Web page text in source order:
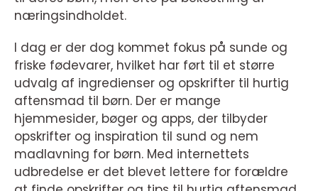
næringsindholdet.
I dag er der dog kommet fokus på sunde og
friske fødevarer, hvilket har ført til et større
udvalg af ingredienser og opskrifter til hurtig
aftensmad til børn. Der er mange
hjemmesider, bøger og apps, der tilbyder
opskrifter og inspiration til sund og nem
madlavning for børn. Med internettets
udbredelse er det blevet lettere for forældre